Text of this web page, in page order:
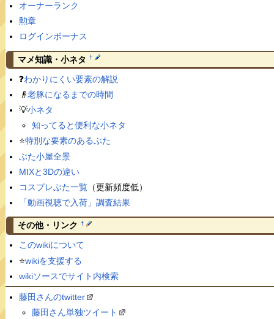
オーナーランク
勲章
ログインボーナス
マメ知識・小ネタ †
❓わかりにくい要素の解説
👴老豚になるまでの時間
💡小ネタ
知ってると便利な小ネタ
⭐️特別な要素のあるぶた
ぶた小屋全景
MIXと3Dの違い
コスプレぶた一覧（更新頻度低）
「動画視聴で入荷」調査結果
その他・リンク †
このwikiについて
⭐️wikiを支援する
wikiソースでサイト内検索
藤田さんのtwitter
藤田さん単独ツイート